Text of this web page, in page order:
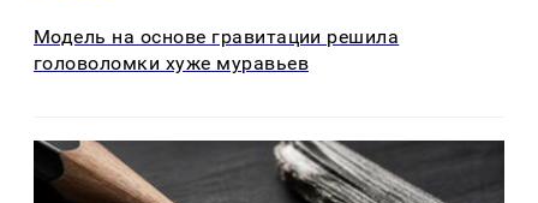
Модель на основе гравитации решила
головоломки хуже муравьев